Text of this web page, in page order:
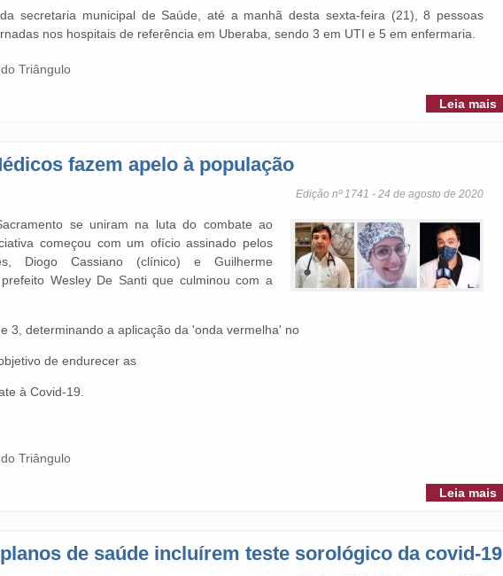
secretaria municipal de Saúde, até a manhã desta sexta-feira (21), 8 pessoas
nos hospitais de referência em Uberaba, sendo 3 em UTI e 5 em enfermaria.
Triângulo
Leia mais
fazem apelo à população
Edição nº 1741 - 24 de agosto de 2020
se uniram na luta do combate ao
começou com um ofício assinado pelos
Diogo Cassiano (clínico) e Guilherme
Wesley De Santi que culminou com a
3, determinando a aplicação da 'onda vermelha' no
de endurecer as
à Covid-19.
Triângulo
Leia mais
de saúde incluírem teste sorológico da covid-19